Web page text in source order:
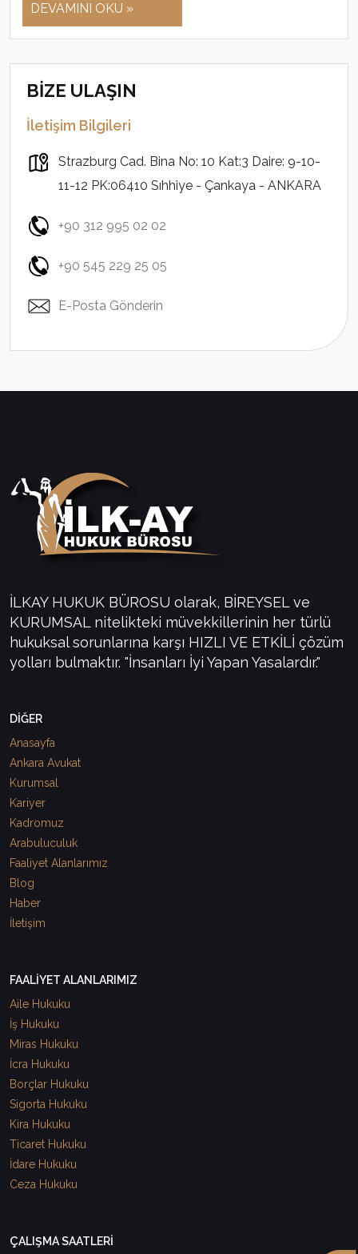
DEVAMINI OKU »
BİZE ULAŞIN
İletişim Bilgileri
Strazburg Cad. Bina No: 10 Kat:3 Daire: 9-10-
11-12 PK:06410 Sıhhiye - Çankaya - ANKARA
+90 312 995 02 02
+90 545 229 25 05
E-Posta Gönderin
İLKAY HUKUK BÜROSU olarak, BİREYSEL ve
KURUMSAL nitelikteki müvekkillerinin her türlü
hukuksal sorunlarına karşı HIZLI VE ETKİLİ çözüm
yolları bulmaktır. "İnsanları İyi Yapan Yasalardır."
DİĞER
Anasayfa
Ankara Avukat
Kurumsal
Kariyer
Kadromuz
Arabuluculuk
Faaliyet Alanlarımız
Blog
Haber
İletişim
FAALİYET ALANLARIMIZ
Aile Hukuku
İş Hukuku
Miras Hukuku
İcra Hukuku
Borçlar Hukuku
Sigorta Hukuku
Kira Hukuku
Ticaret Hukuku
İdare Hukuku
Ceza Hukuku
ÇALIŞMA SAATLERİ